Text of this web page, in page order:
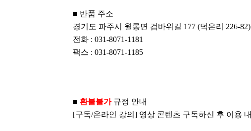
■ 반품 주소
경기도 파주시 월롱면 검바위길 177 (덕은리 226-
전화 : 031-8071-1181
팩스 : 031-8071-1185
■ 환불불가규정 안내
[구독/온라인 강의] 영상 콘텐츠 구독하신 후 이용